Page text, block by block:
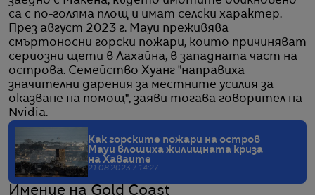
са с по-голяма площ и имат селски характер.
През август 2023 г. Мауи преживява
смъртоносни горски пожари, които причиняват
сериозни щети в Лахайна, в западната част на
острова. Семейство Хуанг "направиха
значителни дарения за местните усилия за
оказване на помощ", заяви тогава говорител на
Nvidia.
Как горските пожари на остров
Мауи влошиха жилищната криза
на Хаваите
21.08.2023 / 14:27
Имение на Gold Coast